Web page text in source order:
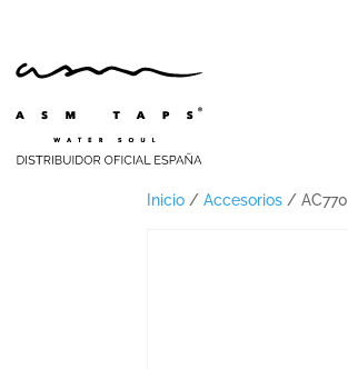
Inicio / Accesorios / AC770